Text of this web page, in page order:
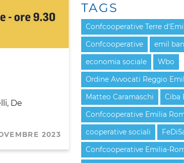
De
2023
TAGS
Confcooperative Terre
Confcooperative emil
economia sociale Wbo
Ordine Avvocati Reggio
Matteo Caramaschi Ciba
Confcooperative Emilia
cooperative sociali
Confcooperative Emilia-